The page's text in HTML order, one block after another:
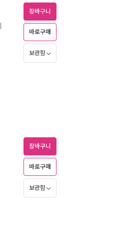
장바구니
바로구매
보관함
장바구니
바로구매
보관함